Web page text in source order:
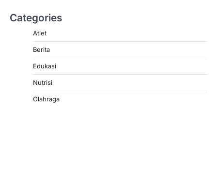
Categories
Atlet
Berita
Edukasi
Nutrisi
Olahraga